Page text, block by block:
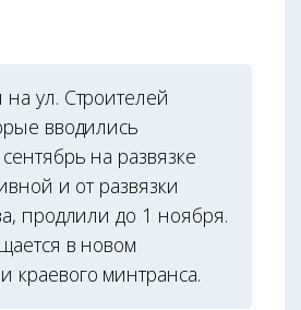
ул. Строителей
вводились
на развязке
и от развязки
продлили до 1 ноября.
в новом
краевого минтранса.